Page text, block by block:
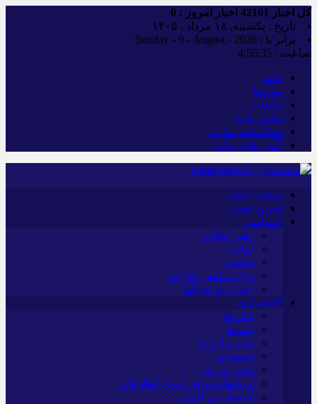
کل اخبار اخبار امروز : 0
تاریخ : یکشنبه, ۱۸ مرداد , ۱۴۰۵
برابر با : Sunday - 9 - August - 2026
ساعت : 4:56:36
خانه
پیوندها
تبلیغات
تماس با ما
شناسنامه سایت
آگهی های دولتی
صفحه اصلی
آخرین اخبار
*سیاسی
رهبر انقلاب
دولت
مجلس
وزارت امور خارجه
احزاب و تشکلها
*اقتصادی
بانک ها
بیمه‌ها
نفت و انرژی
استخدام
اخبار بورس
ارتباطات و فن آوری اطلاعات
اقتصاد بین الملل